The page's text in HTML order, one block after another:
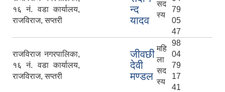
१६ नं. वडा कार्यालय,
राजविराज, सप्तरी
न्द
यादव
सद
स्य
79
05
47
राजविराज नगरपालिका,
१६ नं. वडा कार्यालय,
राजविराज, सप्तरी
जीवछी
देवी
मण्डल
महि
ला
सद
स्य
98
04
79
17
41